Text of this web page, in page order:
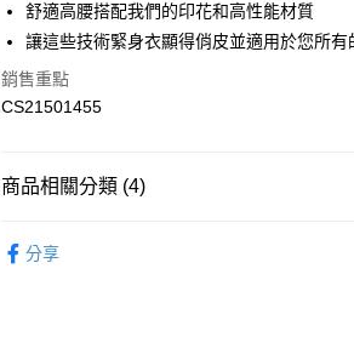
7-11取貨(快速到店)
每筆NT$100，滿NT$1,500(含以上)免運費
宅配-本島
舒適高腰搭配我們的印花和高性能材質
讓這些技術緊身衣顯得俏皮並適用於您所有
銷售重點
CS21501455
商品相關分類 (4)
分享